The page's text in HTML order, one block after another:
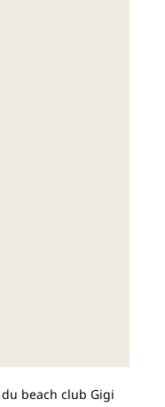
beach club Gigi